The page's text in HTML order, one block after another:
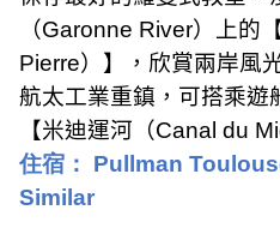
（Garonne River）上的
Pierre）】，欣賞兩岸風
航太工業重鎮，可搭乘遊
【米迪運河（Canal du
住宿：
Pullman
Similar